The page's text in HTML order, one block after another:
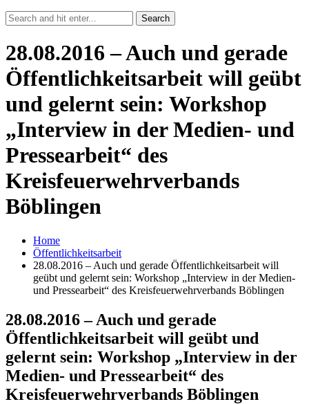
28.08.2016 – Auch und gerade
Öffentlichkeitsarbeit will geübt
und gelernt sein: Workshop
„Interview in der Medien- und
Pressearbeit“ des
Kreisfeuerwehrverbands
Böblingen
Home
Öffentlichkeitsarbeit
28.08.2016 – Auch und gerade Öffentlichkeitsarbeit will
geübt und gelernt sein: Workshop „Interview in der Medien-
und Pressearbeit“ des Kreisfeuerwehrverbands Böblingen
28.08.2016 – Auch und gerade
Öffentlichkeitsarbeit will geübt und
gelernt sein: Workshop „Interview in der
Medien- und Pressearbeit“ des
Kreisfeuerwehrverbands Böblingen